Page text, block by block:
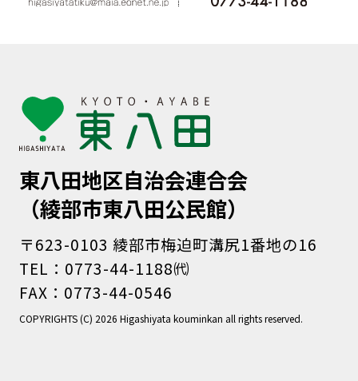
東八田地区自治会連合会
（綾部市東八田公民館）
〒623-0103 綾部市梅迫町溝尻1番地の16
TEL：0773-44-1188㈹
FAX：0773-44-0546
COPYRIGHTS (C) 2026 Higashiyata kouminkan all rights reserved.